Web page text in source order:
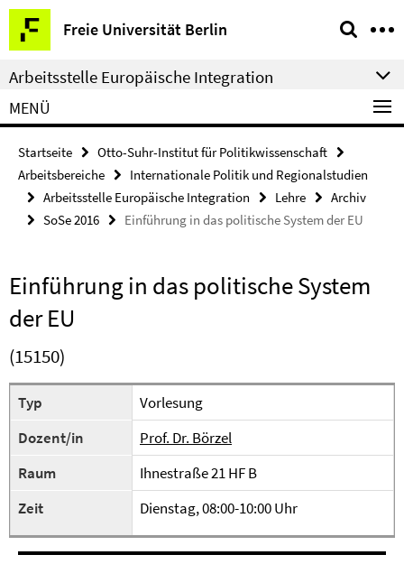
Springe
direkt
zu
Inhalt
Freie Universität Berlin
Service-
Navigation
Arbeitsstelle Europäische Integration
MENÜ
Startseite
Otto-Suhr-Institut für Politikwissenschaft
Arbeitsbereiche
Internationale Politik und Regionalstudien
Arbeitsstelle Europäische Integration
Lehre
Archiv
SoSe 2016
Einführung in das politische System der EU
Einführung in das politische System
der EU
(15150)
Typ
Vorlesung
Dozent/in
Prof. Dr. Börzel
Raum
Ihnestraße 21 HF B
Zeit
Dienstag, 08:00-10:00 Uhr